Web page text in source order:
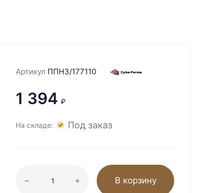
Артикул ППН3/177110
1 394 ₽
На складе: Под заказ
В корзину